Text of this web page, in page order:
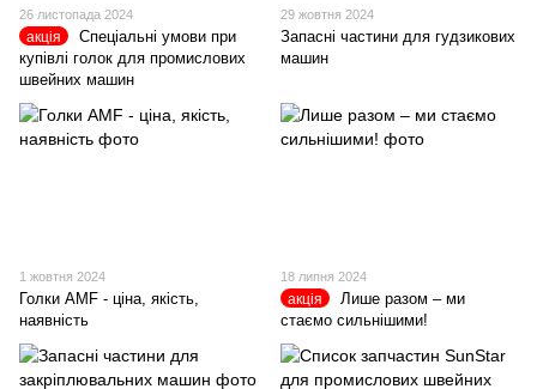
26 листопада 2024
акція
Спеціальні умови при
купівлі голок для промислових
швейних машин
29 жовтня 2024
Запасні частини для гудзикових
машин
1 жовтня 2024
Голки AMF - ціна, якість,
наявність
18 липня 2024
акція
Лише разом – ми
стаємо сильнішими!